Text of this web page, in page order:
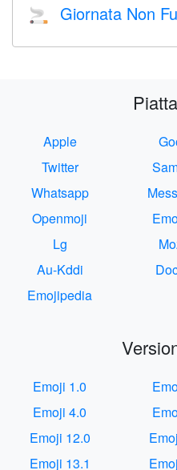
🚬 Giornata Non
Apple
Twitter
Whatsapp
Openmoji
Lg
Au-Kddi
Emojipedia
Emoji 1.0
Emoji 4.0
Emoji 12.0
Emoji 13.1